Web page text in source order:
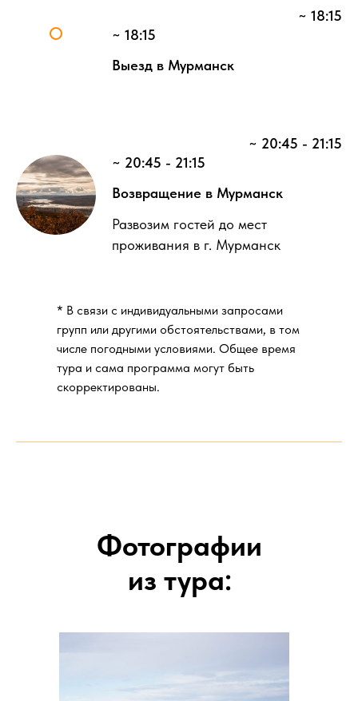
~ 18:15
~ 18:15
Выезд в Мурманск
~ 20:45 - 21:15
~ 20:45 - 21:15
Возвращение в Мурманск
Развозим гостей до мест
проживания в г. Мурманск
* В связи с индивидуальными запросами
групп или другими обстоятельствами, в том
числе погодными условиями. Общее время
тура и сама программа могут быть
скорректированы.
Фотографии
из тура: